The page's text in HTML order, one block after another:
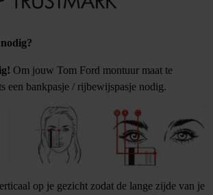
Om jouw Tom Ford montuur maat te
een bankpasje / rijbewijspasje nodig.
op je gezicht zodat de lange zijde van je